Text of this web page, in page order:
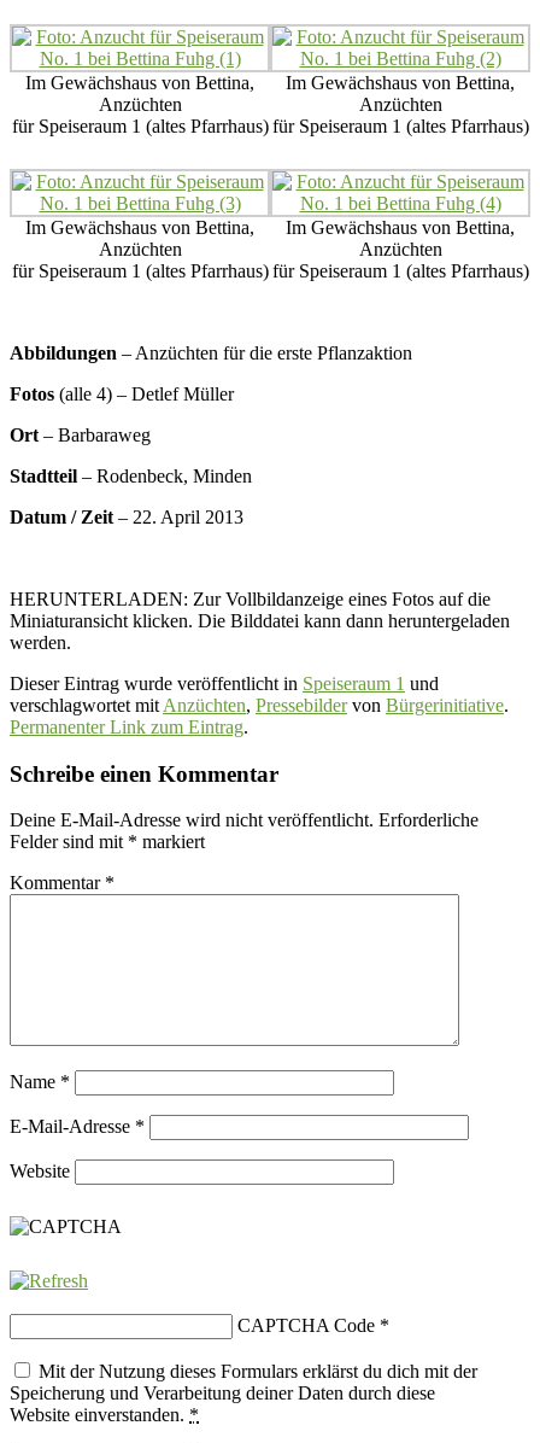
Im Gewächshaus von Bettina,
Anzüchten
für Speiseraum 1 (altes Pfarrhaus)
Im Gewächshaus von Bettina,
Anzüchten
für Speiseraum 1 (altes Pfarrhaus)
Im Gewächshaus von Bettina,
Anzüchten
für Speiseraum 1 (altes Pfarrhaus)
Im Gewächshaus von Bettina,
Anzüchten
für Speiseraum 1 (altes Pfarrhaus)
Abbildungen – Anzüchten für die erste Pflanzaktion
Fotos (alle 4) – Detlef Müller
Ort – Barbaraweg
Stadtteil – Rodenbeck, Minden
Datum / Zeit – 22. April 2013
HERUNTERLADEN: Zur Vollbildanzeige eines Fotos auf die
Miniaturansicht klicken. Die Bilddatei kann dann heruntergeladen
werden.
Dieser Eintrag wurde veröffentlicht in Speiseraum 1 und
verschlagwortet mit Anzüchten, Pressebildervon Bürgerinitiative.
Permanenter Link zum Eintrag.
Schreibe einen Kommentar
Deine E-Mail-Adresse wird nicht veröffentlicht. Erforderliche
Felder sind mit * markiert
Kommentar *
Name *
E-Mail-Adresse *
Website
CAPTCHA Code *
Mit der Nutzung dieses Formulars erklärst du dich mit der
Speicherung und Verarbeitung deiner Daten durch diese
Website einverstanden. *